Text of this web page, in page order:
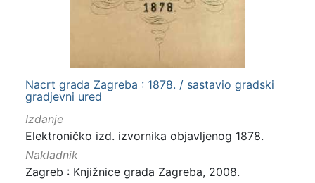
Nacrt grada Zagreba : 1878. / sastavio gradski
gradjevni ured
Izdanje
Elektroničko izd. izvornika objavljenog 1878.
Nakladnik
Zagreb : Knjižnice grada Zagreba, 2008.